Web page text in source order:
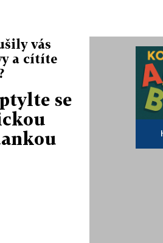
vás
a cítíte
se